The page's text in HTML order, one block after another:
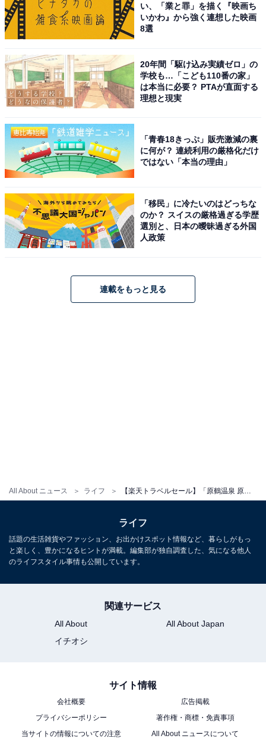
All About ニュース ライフ
じめご了承ください。また、記事中の宿泊プランを予約
すると、売上の一部がオールアバウトに還元されること
この記事の執筆者： All About ニュース お買
いもの部
のがもっと楽しく、もっとお得になる情報をお届け。編集部員によ
る独自レビューなど、ここでしか手に入らない情報も満載です。
...続きを読む
こちらもおすすめ
【楽天トラベル春セール】「ホテル松島大観
荘」が特別価格で登場中
い、「業と罪」を描く『映画ち
いかわ』から強く連想した映画
8選
20年間「駆け込み実績ゼロ」の
学校も…「こども110番の家」
は本当に必要？ PTAが直面する
理想と現実
「青春18きっぷ」販売激減の裏
に何が？ 連続利用の厳格化だけ
ではない「本当の理由」
「移民」に冷たいのはどっちな
のか？ スイスの厳格過ぎる学歴
選別と、日本の曖昧過ぎる外国
人政策
連載をもっと見る
ライフ
話題の生活雑貨やファッション、お出かけスポット情報など、暮らしがもっ
と楽しく、豊かになるヒントが満載。編集部が独自調査した、気になる他人
のライフスタイル事情も公開しています。
関連サービス
All About
All About Japan
イチオシ
サイト情報
会社概要
広告掲載
プライバシーポリシー
著作権・商標・免責事項
当サイトの情報についての注意
All About ニュースについて